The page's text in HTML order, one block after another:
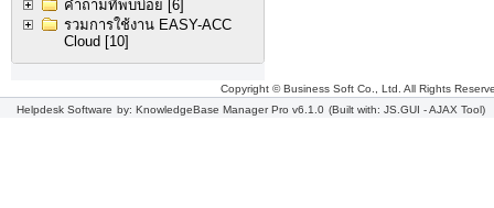
คำถามที่พบบ่อย [6]
รวมการใช้งาน EASY-ACC
Cloud [10]
Copyright © Business Soft Co., Ltd. All Rights
Helpdesk Software by: KnowledgeBase Manager Pro v6.1.0 (Built with: JS.GUI -AJAX Tool)